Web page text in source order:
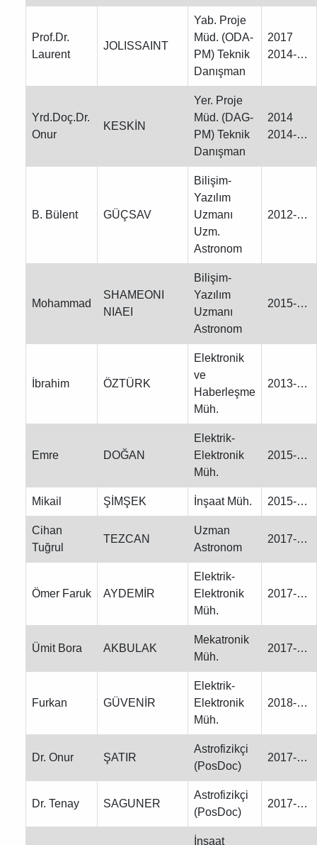
Prof.Dr.
Laurent
JOLISSAINT
Yab. Proje
Müd. (ODA-
PM) Teknik
Danışman
2017
2014-…
Yrd.Doç.Dr.
Onur
KESKİN
Yer. Proje
Müd. (DAG-
PM) Teknik
Danışman
2014
2014-…
B. Bülent GÜÇSAV
Bilişim-
Yazılım
Uzmanı
Uzm.
Astronom
2012-…
Mohammad
SHAMEONI
NIAEI
Bilişim-
Yazılım
Uzmanı
Astronom
2015-…
İbrahim ÖZTÜRK
Elektronik
ve
Haberleşme
Müh.
2013-…
Emre DOĞAN
Elektrik-
Elektronik
Müh.
2015-…
Mikail ŞİMŞEK İnşaat Müh. 2015-…
Cihan
Tuğrul
TEZCAN
Uzman
Astronom
2017-…
Ömer Faruk AYDEMİR
Elektrik-
Elektronik
Müh.
2017-…
Ümit Bora AKBULAK
Mekatronik
Müh.
2017-…
Furkan GÜVENİR
Elektrik-
Elektronik
Müh.
2018-…
Dr. Onur ŞATIR
Astrofizikçi
(PosDoc)
2017-…
Dr. Tenay SAGUNER
Astrofizikçi
(PosDoc)
2017-…
İnşaat